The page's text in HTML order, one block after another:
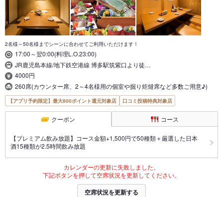
2名様～50名様までシーンに合わせてご利用いただけます！
17:00～翌0:00(料理L.O.23:00)
JR鹿児島本線/地下鉄空港線 博多駅筑紫口より徒…
4000円
260席(カウンター席、2～4名様用の個室や掘り炬燵席など多数ご用意♪)
【アプリ予約限定】最大800ポイント還元対象店 口コミ投稿特典対象店
クーポン コース
【プレミアム飲み放題】コース金額+1,500円で50種類＋厳選した日本
酒15種類が2.5時間飲み放題
カレンダーの更新に失敗しました。
下記ボタンを押して空席状況を更新してください。
空席状況を更新する